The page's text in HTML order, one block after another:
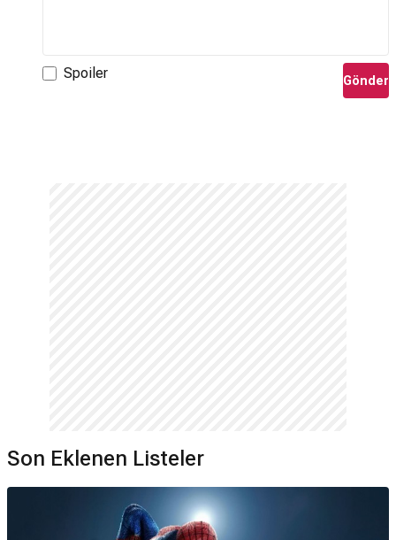
Spoiler Gönder
Son Eklenen Listeler